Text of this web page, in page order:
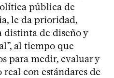
pública de
le da prioridad,
de diseño y
al tiempo que
para medir, evaluar y
con estándares de